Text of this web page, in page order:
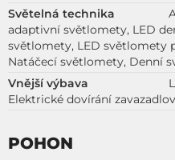
Světelná technika
adaptivní světlomety, LED
světlomety, LED světlomety
Natáčecí světlomety, Denní
Vnější výbava
Elektrické dovírání
POHON